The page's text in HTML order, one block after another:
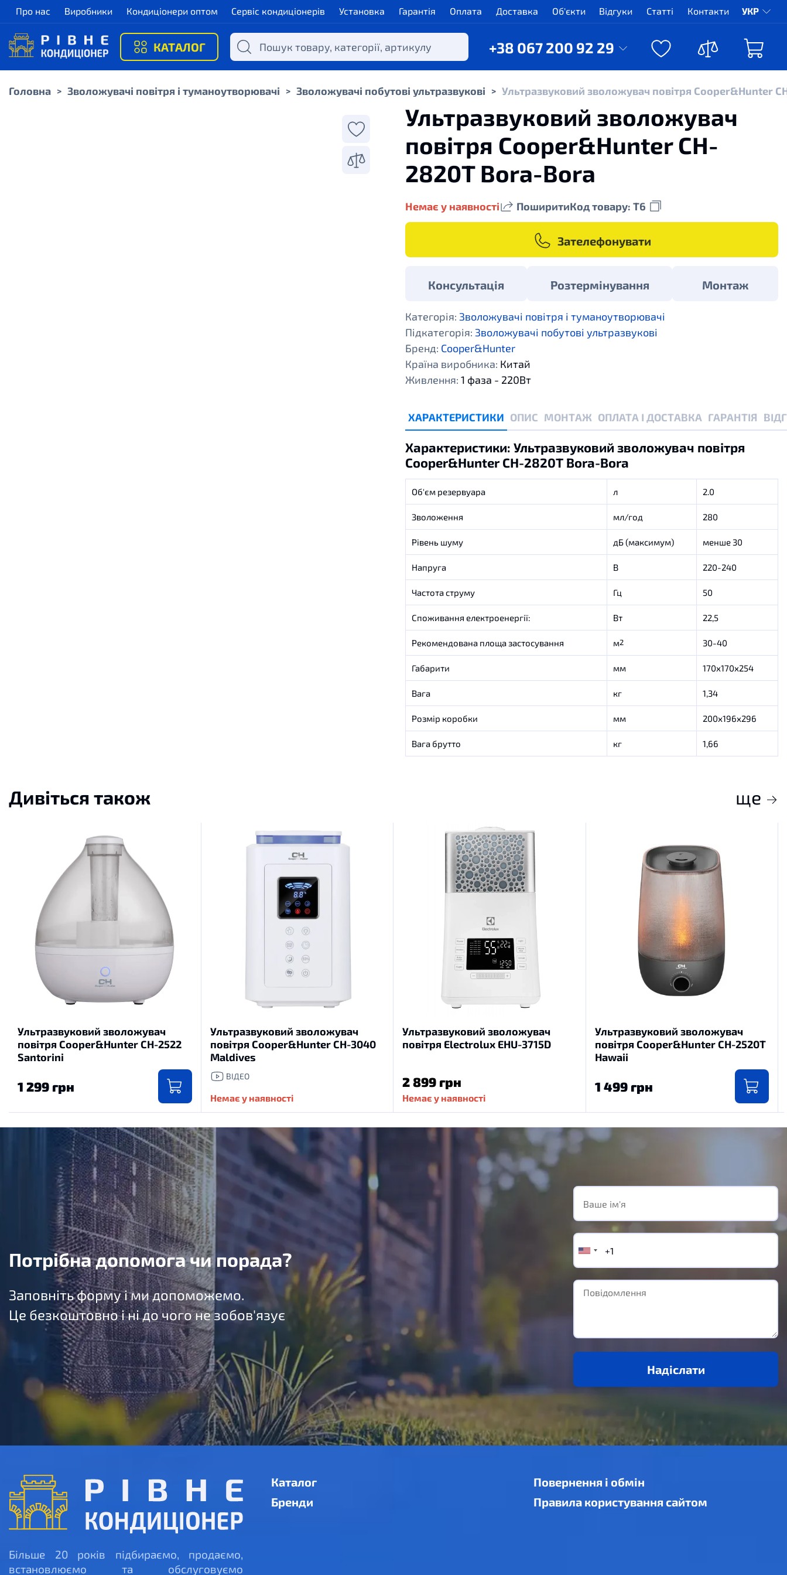
Про нас Виробники Кондиціонери оптом Сервіс кондиціонерів Установка Гарантія Оплата Доставка Об'єкти Відгуки Статті Контакти УКР
КАТАЛОГ +38 067 200 92 29
Головна > Зволожувачі повітря і туманоутворювачі > Зволожувачі побутові ультразвукові > Ультразвуковий зволожувач повітря Сooper&Hunter
Ультразвуковий зволожувач
повітря Сooper&Hunter CH-
2820T Bora-Bora
Немає у наявності ПоширитиКод товару: T6
Зателефонувати
Консультація Розтермінування Монтаж
Категорія: Зволожувачі повітря і туманоутворювачі
Підкатегорія: Зволожувачі побутові ультразвукові
Бренд: Cooper&Hunter
Країна виробника: Китай
Живлення: 1 фаза - 220Вт
ХАРАКТЕРИСТИКИ ОПИС МОНТАЖ ОПЛАТА І ДОСТАВКА ГАРАНТІЯ
Характеристики: Ультразвуковий зволожувач повітря
Сooper&Hunter CH-2820T Bora-Bora
Об'єм резервуара л 2.0
Зволоження мл/год 280
Рівень шуму дБ (максимум) менше 30
Напруга В 220-240
Частота струму Гц 50
Споживання електроенергії: Вт 22,5
Рекомендована площа застосування м2 30-40
Габарити мм 170х170х254
Вага кг 1,34
Розмір коробки мм 200х196х296
Вага брутто кг 1,66
Дивіться також ще
Ультразвуковий зволожувач
повітря Сooper&Hunter CH-2522
Santorini
1 299 грн
Ультразвуковий зволожувач
повітря Сooper&Hunter CH-3040
Maldives
ВІДЕО
Немає у наявності
Ультразвуковий зволожувач
повітря Electrolux EHU-3715D
2 899 грн
Немає у наявності
Ультразвуковий зволожувач
повітря Сooper&Hunter CH-2520T
Hawaii
1 499 грн
Потрібна допомога чи порада?
Заповніть форму і ми допоможемо.
Це безкоштовно і ні до чого не зобов'язує
Надіслати
Більше 20 років підбираємо, продаємо,
встановлюємо та обслуговуємо
Каталог
Бренди
Повернення і обмін
Правила користування сайтом